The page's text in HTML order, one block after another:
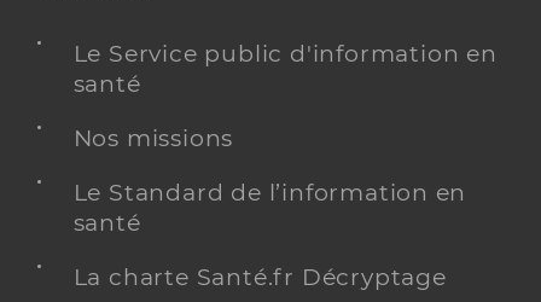
Le Service public d'information en
santé
Nos missions
Le Standard de l’information en
santé
La charte Santé.fr Décryptage